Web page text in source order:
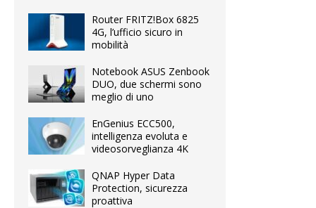
Router FRITZ!Box 6825
4G, l’ufficio sicuro in
mobilità
Notebook ASUS Zenbook
DUO, due schermi sono
meglio di uno
EnGenius ECC500,
intelligenza evoluta e
videosorveglianza 4K
QNAP Hyper Data
Protection, sicurezza
proattiva